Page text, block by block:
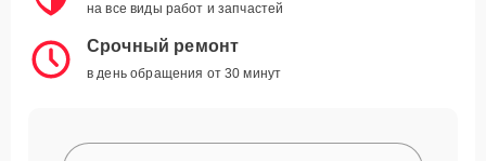
на все виды работ и запчастей
Срочный ремонт
в день обращения от 30 минут